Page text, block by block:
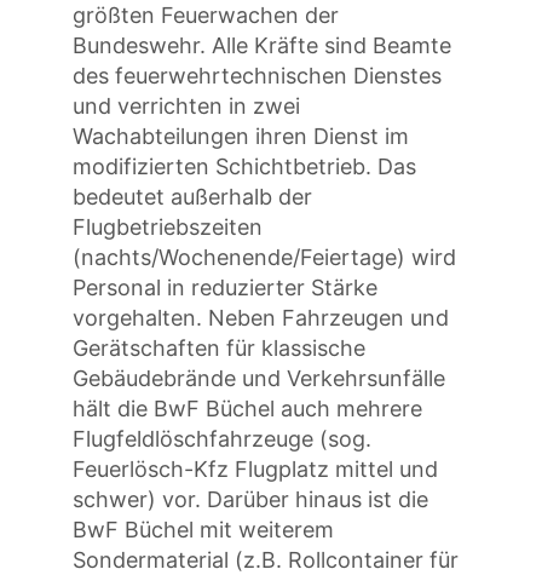
größten Feuerwachen der
Bundeswehr. Alle Kräfte sind Beamte
des feuerwehrtechnischen Dienstes
und verrichten in zwei
Wachabteilungen ihren Dienst im
modifizierten Schichtbetrieb. Das
bedeutet außerhalb der
Flugbetriebszeiten
(nachts/Wochenende/Feiertage) wird
Personal in reduzierter Stärke
vorgehalten. Neben Fahrzeugen und
Gerätschaften für klassische
Gebäudebrände und Verkehrsunfälle
hält die BwF Büchel auch mehrere
Flugfeldlöschfahrzeuge (sog.
Feuerlösch-Kfz Flugplatz mittel und
schwer) vor. Darüber hinaus ist die
BwF Büchel mit weiterem
Sondermaterial (z.B. Rollcontainer für